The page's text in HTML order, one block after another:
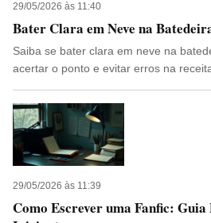
29/05/2026 às 11:40
Bater Clara em Neve na
Saiba se bater clara em neve na
acertar o ponto e evitar erros na
29/05/2026 às 11:39
Como Escrever uma Fanfic: